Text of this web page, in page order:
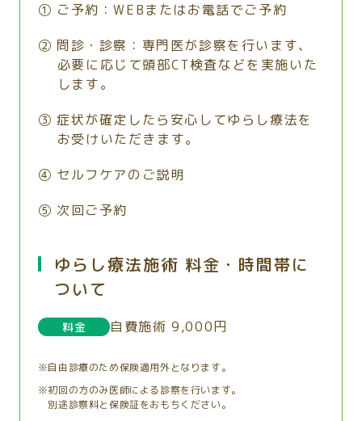
① ご予約：WEBまたはお電話でご予約
② 問診・診察：専門医が診察を行います、
必要に応じて頭部CT検査などを実施いた
します。
③ 症状が確定したら安心してゆらし療法を
お受けいただきます。
④ セルフケアのご説明
⑤ 次回ご予約
ゆらし療法施術 料金・時間帯に
ついて
料金 自費施術 9,000円
※自由診療のため保険適用外となります。
※初回の方のみ医師による診察を行います。
別途診察料と保険証をおもちください。